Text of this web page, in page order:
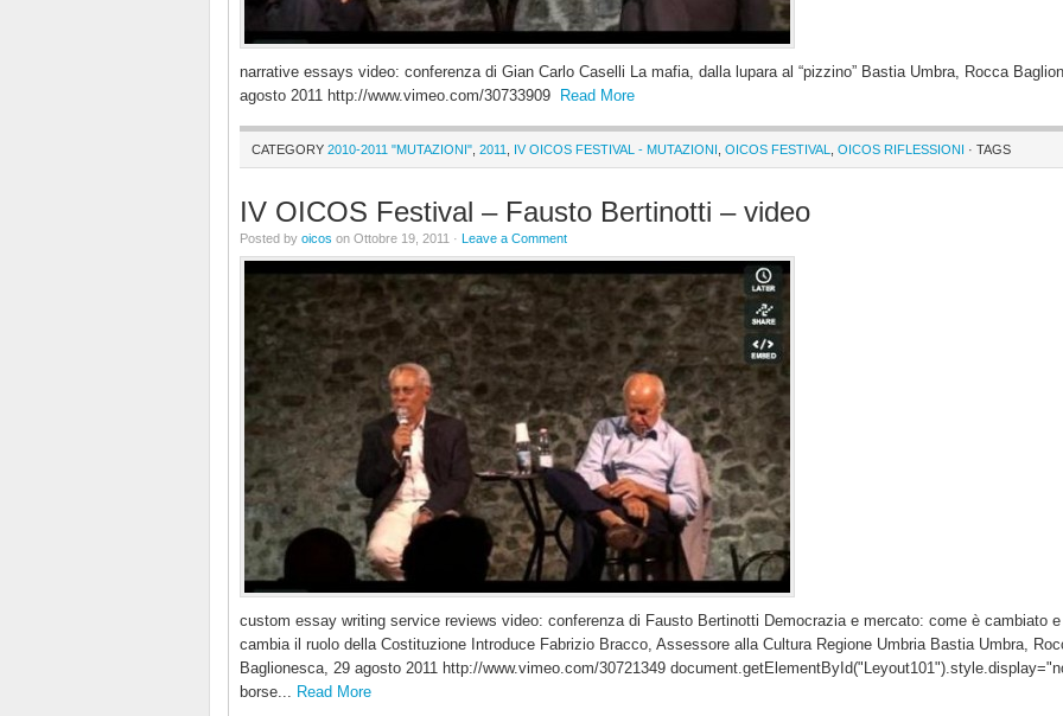
narrative essays video: conferenza di Gian Carlo Caselli La mafia, dalla lupara al “pizzino” Bastia Umbra, Rocca
agosto 2011 http://www.vimeo.com/30733909
Read More
CATEGORY 2010-2011 "MUTAZIONI" 2011 IV OICOS FESTIVAL - MUTAZIONI OICOS FESTIVAL OICOS RIFLESSIONI · TAGS
IV OICOS Festival – Fausto Bertinotti – video
Posted by oicos on Ottobre 19, 2011 · Leave a Comment
custom essay writing service reviews video: conferenza di Fausto Bertinotti Democrazia e mercato: come è cambiato
cambia il ruolo della Costituzione Introduce Fabrizio Bracco, Assessore alla Cultura Regione Umbria Bastia Umbra,
Baglionesca, 29 agosto 2011 http://www.vimeo.com/30721349
borse... Read More